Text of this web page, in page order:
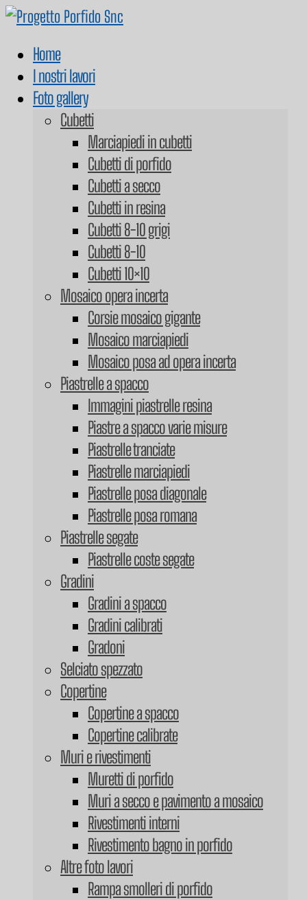
Home
I nostri lavori
Foto gallery
Cubetti
Marciapiedi in cubetti
Cubetti di porfido
Cubetti a secco
Cubetti in resina
Cubetti 8-10 grigi
Cubetti 8-10
Cubetti 10×10
Mosaico opera incerta
Corsie mosaico gigante
Mosaico marciapiedi
Mosaico posa ad opera incerta
Piastrelle a spacco
Immagini piastrelle resina
Piastre a spacco varie misure
Piastrelle tranciate
Piastrelle marciapiedi
Piastrelle posa diagonale
Piastrelle posa romana
Piastrelle segate
Piastrelle coste segate
Gradini
Gradini a spacco
Gradini calibrati
Gradoni
Selciato spezzato
Copertine
Copertine a spacco
Copertine calibrate
Muri e rivestimenti
Muretti di porfido
Muri a secco e pavimento a mosaico
Rivestimenti interni
Rivestimento bagno in porfido
Altre foto lavori
Rampa smolleri di porfido